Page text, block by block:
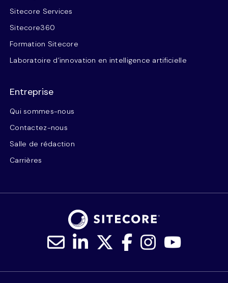
Sitecore Services
Sitecore360
Formation Sitecore
Laboratoire d’innovation en intelligence artificielle
Entreprise
Qui sommes-nous
Contactez-nous
Salle de rédaction
Carrières